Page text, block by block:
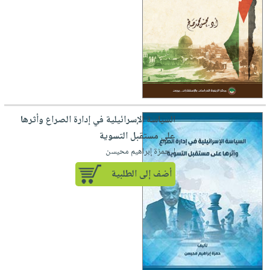
السياسة الإسرائيلية في إدارة الصراع وأثرها
على مستقبل التسوية
لـ حمزة إبراهيم محيسن
أضف إلى الطلبية